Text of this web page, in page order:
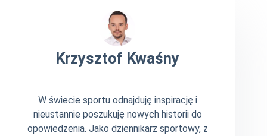
Krzysztof Kwaśny
W świecie sportu odnajduję inspirację i
nieustannie poszukuję nowych historii do
opowiedzenia. Jako dziennikarz sportowy, z